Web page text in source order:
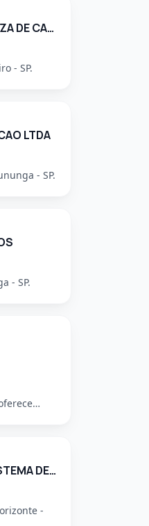
C.H DEDETIZACAO E LIMPEZA DE CAIXA D'AGUA LTDA
- SP.
LTDA
- SP.
- SP.
CONTROL R DO BRASIL SISTEMA DE CONTROLE AMBIENTAL LTDA
-